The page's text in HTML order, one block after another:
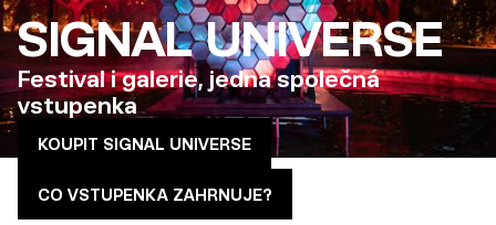
SIGNAL UNIVERSE
Festival i galerie, jedna společná
vstupenka
KOUPIT SIGNAL UNIVERSE
CO VSTUPENKA ZAHRNUJE?